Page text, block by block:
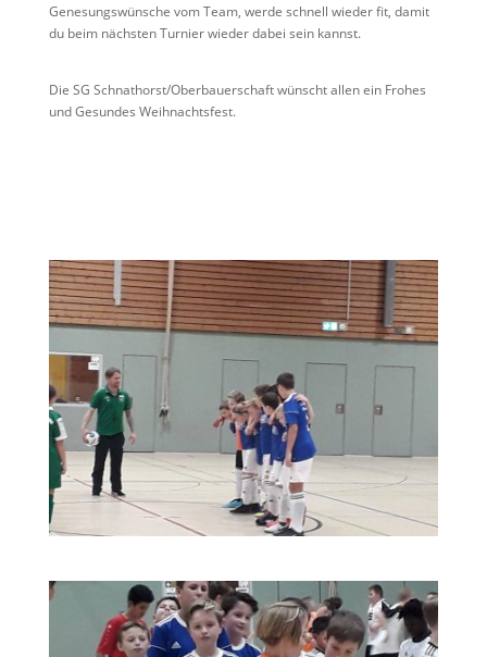
Genesungswünsche vom Team, werde schnell wieder fit, damit
du beim nächsten Turnier wieder dabei sein kannst.
Die SG Schnathorst/Oberbauerschaft wünscht allen ein Frohes
und Gesundes Weihnachtsfest.